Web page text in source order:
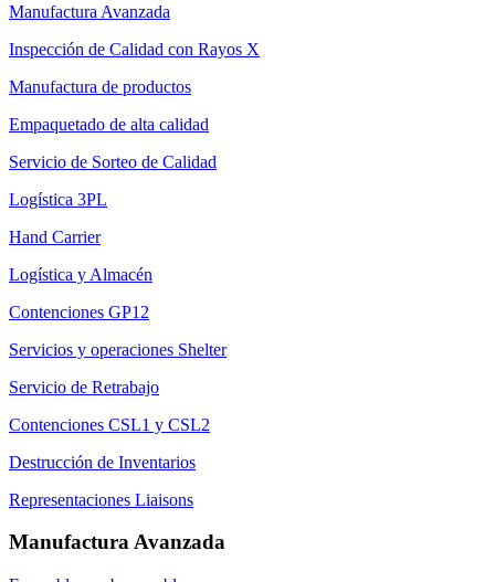
Manufactura Avanzada
Inspección de Calidad con Rayos X
Manufactura de productos
Empaquetado de alta calidad
Servicio de Sorteo de Calidad
Logística 3PL
Hand Carrier
Logística y Almacén
Contenciones GP12
Servicios y operaciones Shelter
Servicio de Retrabajo
Contenciones CSL1 y CSL2
Destrucción de Inventarios
Representaciones Liaisons
Manufactura Avanzada